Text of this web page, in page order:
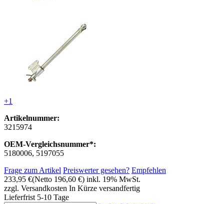
+1
Artikelnummer:
3215974
OEM-Vergleichsnummer*:
5180006, 5197055
Frage zum Artikel Preiswerter gesehen? Empfehlen
233,95 €(Netto 196,60 €) inkl. 19% MwSt.
zzgl. Versandkosten In Kürze versandfertig
Lieferfrist 5-10 Tage